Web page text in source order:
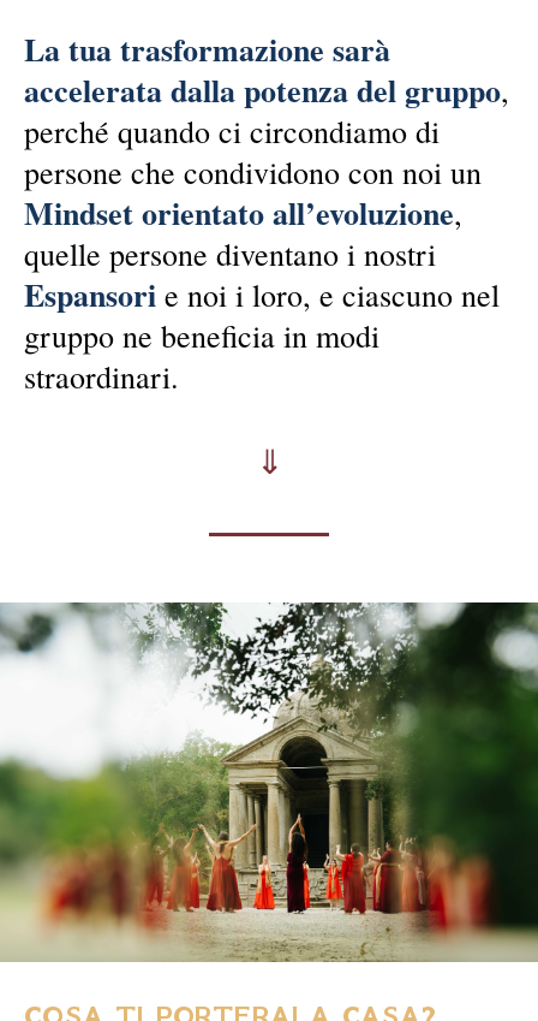
La tua trasformazione sarà
accelerata dalla potenza del gruppo,
perché quando ci circondiamo di
persone che condividono con noi un
Mindset orientato all’evoluzione,
quelle persone diventano i nostri
Espansori e noi i loro, e ciascuno nel
gruppo ne beneficia in modi
straordinari.
⇓